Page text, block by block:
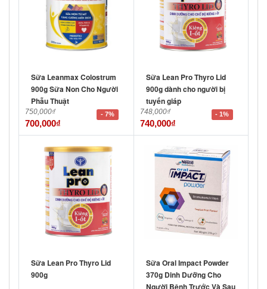
Sữa Leanmax Colostrum
900g Sữa Non Cho Người
Phẫu Thuật
750,000₫
700,000₫
- 7%
Sữa Lean Pro Thyro Lid
900g dành cho người bị
tuyến giáp
748,000₫
740,000₫
- 1%
Sữa Lean Pro Thyro Lid
900g
Sữa Oral Impact Powder
370g Dinh Dưỡng Cho
Người Bệnh Trước Và Sau